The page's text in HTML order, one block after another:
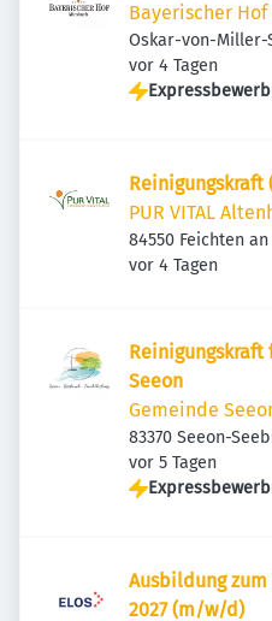
Bayerischer Hof
Oskar-von-Miller-
Miesbach,
Veröffentlicht
vor 4 Tagen
PUR VITAL
84550 Feichten
Veröffentlicht
vor 4 Tagen
Reinigungskraft
Seeon
Gemeinde
83370 Seeon-
Veröffentlicht
vor 5 Tagen
Ausbildung
2027 (m/w/d)